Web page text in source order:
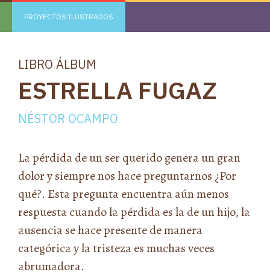
PROYECTOS ILUSTRADOS
LIBRO ÁLBUM
ESTRELLA FUGAZ
NÉSTOR OCAMPO
La pérdida de un ser querido genera un gran
dolor y siempre nos hace preguntarnos ¿Por
qué?. Esta pregunta encuentra aún menos
respuesta cuando la pérdida es la de un hijo, la
ausencia se hace presente de manera
categórica y la tristeza es muchas veces
abrumadora.